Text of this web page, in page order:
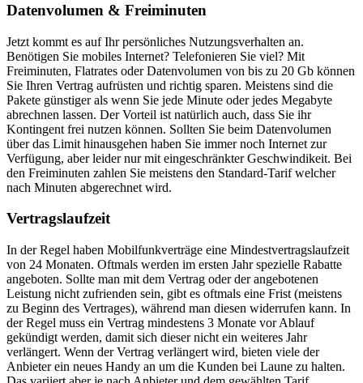
Datenvolumen & Freiminuten
Jetzt kommt es auf Ihr persönliches Nutzungsverhalten an.
Benötigen Sie mobiles Internet? Telefonieren Sie viel? Mit
Freiminuten, Flatrates oder Datenvolumen von bis zu 20 Gb können
Sie Ihren Vertrag aufrüsten und richtig sparen. Meistens sind die
Pakete günstiger als wenn Sie jede Minute oder jedes Megabyte
abrechnen lassen. Der Vorteil ist natürlich auch, dass Sie ihr
Kontingent frei nutzen können. Sollten Sie beim Datenvolumen
über das Limit hinausgehen haben Sie immer noch Internet zur
Verfügung, aber leider nur mit eingeschränkter Geschwindikeit. Bei
den Freiminuten zahlen Sie meistens den Standard-Tarif welcher
nach Minuten abgerechnet wird.
Vertragslaufzeit
In der Regel haben Mobilfunkverträge eine Mindestvertragslaufzeit
von 24 Monaten. Oftmals werden im ersten Jahr spezielle Rabatte
angeboten. Sollte man mit dem Vertrag oder der angebotenen
Leistung nicht zufrienden sein, gibt es oftmals eine Frist (meistens
zu Beginn des Vertrages), während man diesen widerrufen kann. In
der Regel muss ein Vertrag mindestens 3 Monate vor Ablauf
gekündigt werden, damit sich dieser nicht ein weiteres Jahr
verlängert. Wenn der Vertrag verlängert wird, bieten viele der
Anbieter ein neues Handy an um die Kunden bei Laune zu halten.